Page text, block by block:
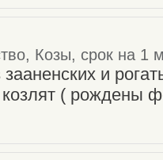
Козы, срок на 1
и
( рождены